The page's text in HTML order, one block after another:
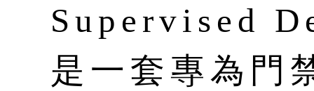
Supervised
是一套專為門